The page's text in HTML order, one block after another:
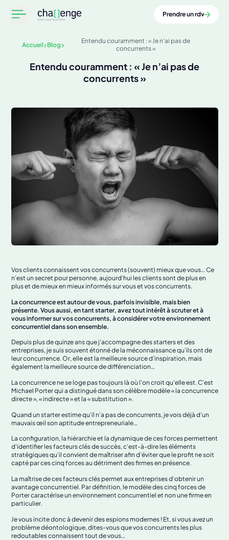
Prendre un rdv
Accueil Blog
Entendu couramment : « Je n’ai pas de
concurrents »
Entendu couramment : « Je n’ai pas de
concurrents »
Vos clients connaissent vos concurrents (souvent) mieux que vous… Ce
n’est un secret pour personne, aujourd’hui les clients sont de plus en
plus et de mieux en mieux informés sur vous et vos concurrents.
La concurrence est autour de vous, parfois invisible, mais bien
présente. Vous aussi, en tant starter, avez tout intérêt à scruter et à
vous informer sur vos concurrents, à considérer votre environnement
concurrentiel dans son ensemble.
Depuis plus de quinze ans que j’accompagne des starters et des
entreprises, je suis souvent étonné de la méconnaissance qu’ils ont de
leur concurrence. Or, elle est la meilleure source d’inspiration, mais
également la meilleure source de différenciation…
La concurrence ne se loge pas toujours là où l’on croit qu’elle est. C’est
Michael Porter qui a distingué dans son célèbre modèle « la concurrence
directe », « indirecte » et la « substitution ».
Quand un starter estime qu’il n’a pas de concurrents, je vois déjà d’un
mauvais œil son aptitude entrepreneuriale…
La configuration, la hiérarchie et la dynamique de ces forces permettent
d’identifier les facteurs clés de succès, c’est-à-dire les éléments
stratégiques qu’il convient de maîtriser afin d’éviter que le profit ne soit
capté par ces cinq forces au détriment des firmes en présence.
La maîtrise de ces facteurs clés permet aux entreprises d’obtenir un
avantage concurrentiel. Par définition, le modèle des cinq forces de
Porter caractérise un environnement concurrentiel et non une firme en
particulier.
Je vous incite donc à devenir des espions modernes ! Et, si vous avez un
problème déontologique, dites-vous que vos concurrents les plus
redoutables connaissent tout de vous…